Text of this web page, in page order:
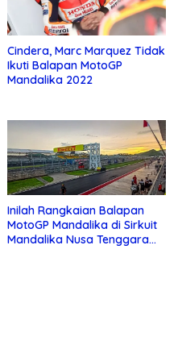
Cindera, Marc Marquez Tidak
Ikuti Balapan MotoGP
Mandalika 2022
Inilah Rangkaian Balapan
MotoGP Mandalika di Sirkuit
Mandalika Nusa Tenggara